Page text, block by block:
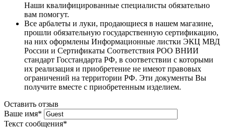
Наши квалифицированные специалисты обязательно
вам помогут.
Все арбалеты и луки, продающиеся в нашем магазине,
прошли обязательную государственную сертификацию,
на них оформлены Информационные листки ЭКЦ МВД
России и Сертификаты Соответствия РОО ВНИИ
стандарт Госстандарта РФ, в соответствии с которыми
их реализация и приобретение не имеют правовых
ограничений на территории РФ. Эти документы Вы
получите вместе с приобретенным изделием.
Оставить отзыв
Ваше имя*
Текст сообщения*